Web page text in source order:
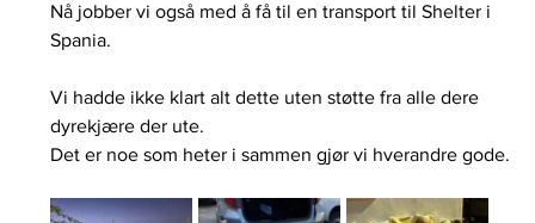
Nå jobber vi også med å få til en transport til Shelter i
Spania.
Vi hadde ikke klart alt dette uten støtte fra alle dere
dyrekjære der ute.
Det er noe som heter i sammen gjør vi hverandre gode.